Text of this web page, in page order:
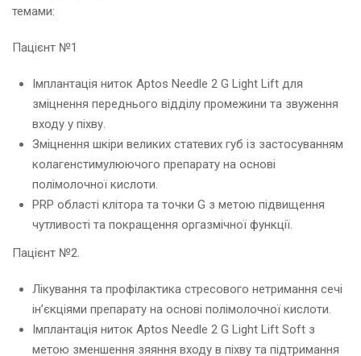
темами:
Пацієнт №1
Імплантація ниток Аptos Needle 2 G Light Lift для
зміцнення переднього відділу промежини та звуження
входу у піхву.
Зміцнення шкіри великих статевих губ із застосуванням
колагенстимулюючого препарату на основі
полімолочної кислоти.
PRP області клітора та точки G з метою підвищення
чутливості та покращення оргазмічної функції.
Пацієнт №2.
Лікування та профілактика стресового нетримання сечі
ін’єкціями препарату на основі полімолочної кислоти.
Імплантація ниток Аptos Needle 2 G Light Lift Soft з
метою зменшення зяяння входу в піхву та підтримання